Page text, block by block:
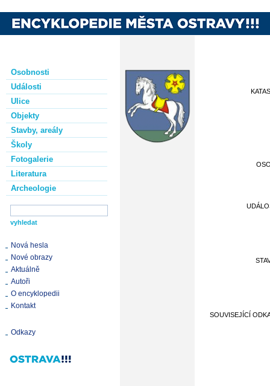
Osobnosti
Události
Ulice
Objekty
Stavby, areály
Školy
Fotogalerie
Literatura
Archeologie
Nová hesla
Nové obrazy
Aktuálně
Autoři
O encyklopedii
Kontakt
Odkazy
SOUVISEJÍCÍ